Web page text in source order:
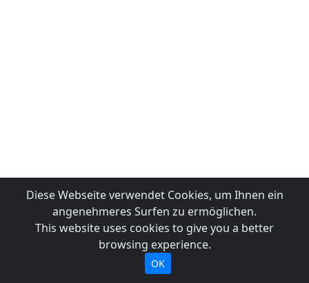
Diese Webseite verwendet Cookies, um Ihnen ein
angenehmeres Surfen zu ermöglichen.
This website uses cookies to give you a better
browsing experience.
OK